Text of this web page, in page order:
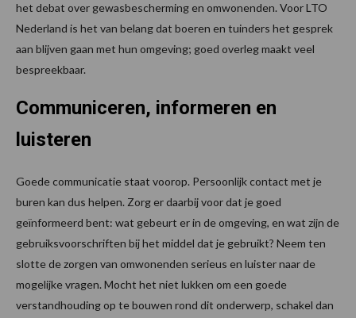
het debat over gewasbescherming en omwonenden. Voor LTO
Nederland is het van belang dat boeren en tuinders het gesprek
aan blijven gaan met hun omgeving; goed overleg maakt veel
bespreekbaar.
Communiceren, informeren en
luisteren
Goede communicatie staat voorop. Persoonlijk contact met je
buren kan dus helpen. Zorg er daarbij voor dat je goed
geïnformeerd bent: wat gebeurt er in de omgeving, en wat zijn de
gebruiksvoorschriften bij het middel dat je gebruikt? Neem ten
slotte de zorgen van omwonenden serieus en luister naar de
mogelijke vragen. Mocht het niet lukken om een goede
verstandhouding op te bouwen rond dit onderwerp, schakel dan